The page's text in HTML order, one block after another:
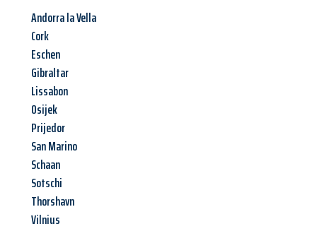
Andorra la Vella
Cork
Eschen
Gibraltar
Lissabon
Osijek
Prijedor
San Marino
Schaan
Sotschi
Thorshavn
Vilnius